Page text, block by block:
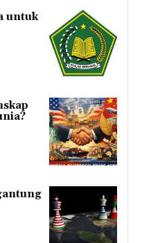
untuk